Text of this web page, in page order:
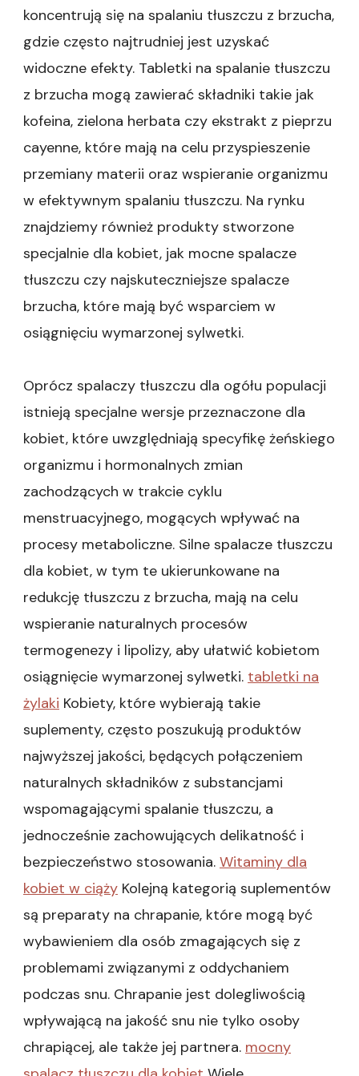
koncentrują się na spalaniu tłuszczu z brzucha,
gdzie często najtrudniej jest uzyskać
widoczne efekty. Tabletki na spalanie tłuszczu
z brzucha mogą zawierać składniki takie jak
kofeina, zielona herbata czy ekstrakt z pieprzu
cayenne, które mają na celu przyspieszenie
przemiany materii oraz wspieranie organizmu
w efektywnym spalaniu tłuszczu. Na rynku
znajdziemy również produkty stworzone
specjalnie dla kobiet, jak mocne spalacze
tłuszczu czy najskuteczniejsze spalacze
brzucha, które mają być wsparciem w
osiągnięciu wymarzonej sylwetki.
Oprócz spalaczy tłuszczu dla ogółu populacji
istnieją specjalne wersje przeznaczone dla
kobiet, które uwzględniają specyfikę żeńskiego
organizmu i hormonalnych zmian
zachodzących w trakcie cyklu
menstruacyjnego, mogących wpływać na
procesy metaboliczne. Silne spalacze tłuszczu
dla kobiet, w tym te ukierunkowane na
redukcję tłuszczu z brzucha, mają na celu
wspieranie naturalnych procesów
termogenezy i lipolizy, aby ułatwić kobietom
osiągnięcie wymarzonej sylwetki. tabletki na
żylaki Kobiety, które wybierają takie
suplementy, często poszukują produktów
najwyższej jakości, będących połączeniem
naturalnych składników z substancjami
wspomagającymi spalanie tłuszczu, a
jednocześnie zachowujących delikatność i
bezpieczeństwo stosowania. Witaminy dla
kobiet w ciąży Kolejną kategorią suplementów
są preparaty na chrapanie, które mogą być
wybawieniem dla osób zmagających się z
problemami związanymi z oddychaniem
podczas snu. Chrapanie jest dolegliwością
wpływającą na jakość snu nie tylko osoby
chrapiącej, ale także jej partnera. mocny